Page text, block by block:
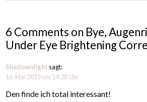
6 Comments on Bye,
Under Eye Brightening
Shadownlight sagt:
16. Mai 2019 um 14:38 Uhr
Den finde ich total interessant!